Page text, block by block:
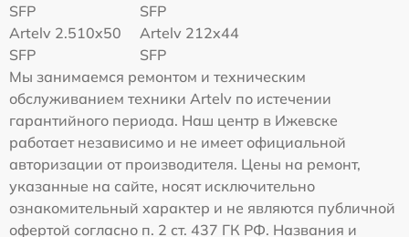
SFP
SFP
Artelv 2.510x50
SFP
Artelv 212x44
SFP
Мы занимаемся ремонтом и техническим
обслуживанием техники Artelv по истечении
гарантийного периода. Наш центр в Ижевске
работает независимо и не имеет официальной
авторизации от производителя. Цены на ремонт,
указанные на сайте, носят исключительно
ознакомительный характер и не являются публичной
офертой согласно п. 2 ст. 437 ГК РФ. Названия и